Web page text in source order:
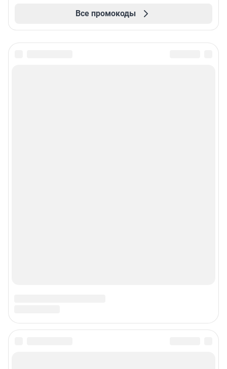
Все промокоды